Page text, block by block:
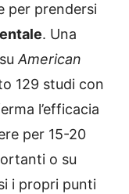
per prendersi
. Una
American
129 studi con
l’efficacia
per 15-20
o su
i propri punti